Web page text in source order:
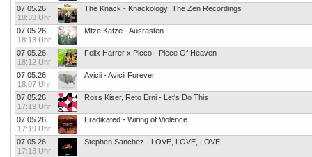
07.05.26
18:33 Uhr
The Knack - Knackology: The Zen Recordings
07.05.26
18:13 Uhr
Mtze Katze - Ausrasten
07.05.26
18:12 Uhr
Felix Harrer x Picco - Piece Of Heaven
07.05.26
18:07 Uhr
Avicii - Avicii Forever
07.05.26
17:19 Uhr
Ross Kiser, Reto Erni - Let's Do This
07.05.26
17:19 Uhr
Eradikated - Wiring of Violence
07.05.26
17:13 Uhr
Stephen Sanchez - LOVE, LOVE, LOVE